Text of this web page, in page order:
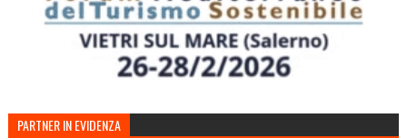
PARTNER IN EVIDENZA